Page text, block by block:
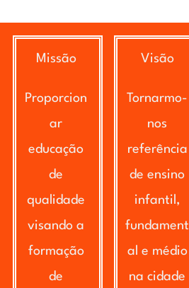
Missão
Proporcion
ar
educação
de
qualidade
visando a
formação
de
Visão
Tornarmo-
nos
referência
de ensino
infantil,
fundament
al e médio
na cidade